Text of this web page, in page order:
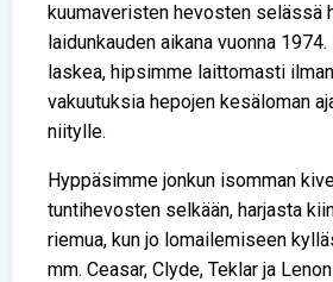
kuumaveristen hevosten selässä
laidunkauden aikana vuonna
laskea, hipsimme laittomasti
vakuutuksia hepojen kesäloman
niitylle.
Hyppäsimme jonkun isomman
tuntihevosten selkään, harjasta
riemua, kun jo lomailemiseen
mm. Ceasar, Clyde, Teklar ja